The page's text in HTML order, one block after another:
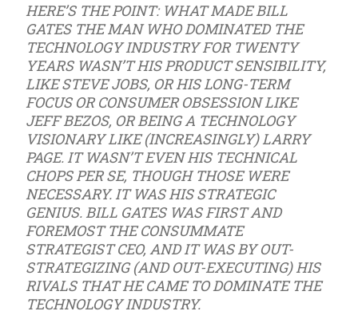
HERE’S THE POINT: WHAT MADE BILL
GATES THE MAN WHO DOMINATED THE
TECHNOLOGY INDUSTRY FOR TWENTY
YEARS WASN’T HIS PRODUCT SENSIBILITY,
LIKE STEVE JOBS, OR HIS LONG-TERM
FOCUS OR CONSUMER OBSESSION LIKE
JEFF BEZOS, OR BEING A TECHNOLOGY
VISIONARY LIKE (INCREASINGLY) LARRY
PAGE. IT WASN’T EVEN HIS TECHNICAL
CHOPS PER SE, THOUGH THOSE WERE
NECESSARY. IT WAS HIS STRATEGIC
GENIUS. BILL GATES WAS FIRST AND
FOREMOST THE CONSUMMATE
STRATEGIST CEO, AND IT WAS BY OUT-
STRATEGIZING (AND OUT-EXECUTING) HIS
RIVALS THAT HE CAME TO DOMINATE THE
TECHNOLOGY INDUSTRY.